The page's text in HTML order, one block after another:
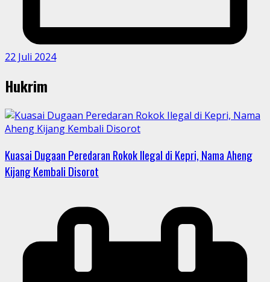
22 Juli 2024
Hukrim
Kuasai Dugaan Peredaran Rokok Ilegal di Kepri, Nama Aheng
Kijang Kembali Disorot